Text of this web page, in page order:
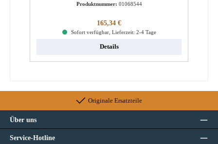
Produktnummer: 01068544
Regulärer Preis:
165,34 €
Sofort verfügbar, Lieferzeit: 2-4 Tage
Details
Originale Ersatzteile
Über uns
Service-Hotline